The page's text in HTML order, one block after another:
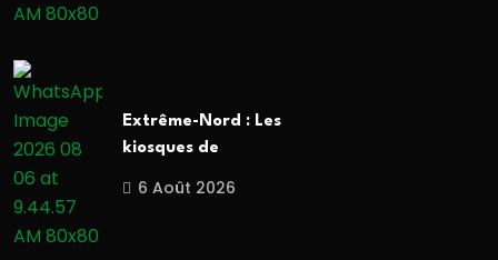
Extrême-Nord : Les
kiosques de
6 Août 2026